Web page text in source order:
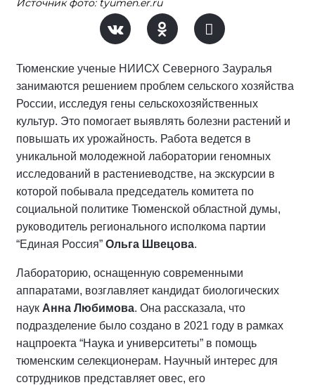
Источник фото: tyumen.er.ru
Тюменские ученые НИИСХ Северного Зауралья
занимаются решением проблем сельского хозяйства
России, исследуя гены сельскохозяйственных
культур. Это помогает выявлять болезни растений и
повышать их урожайность. Работа ведется в
уникальной молодежной лаборатории геномных
исследований в растениеводстве, на экскурсии в
которой побывала председатель комитета по
социальной политике Тюменской областной думы,
руководитель регионального исполкома партии
“Единая Россия” Ольга Швецова.
Лабораторию, оснащенную современными
аппаратами, возглавляет кандидат биологических
наук Анна Любимова. Она рассказала, что
подразделение было создано в 2021 году в рамках
нацпроекта “Наука и университеты” в помощь
тюменским селекционерам. Научный интерес для
сотрудников представляет овес, его